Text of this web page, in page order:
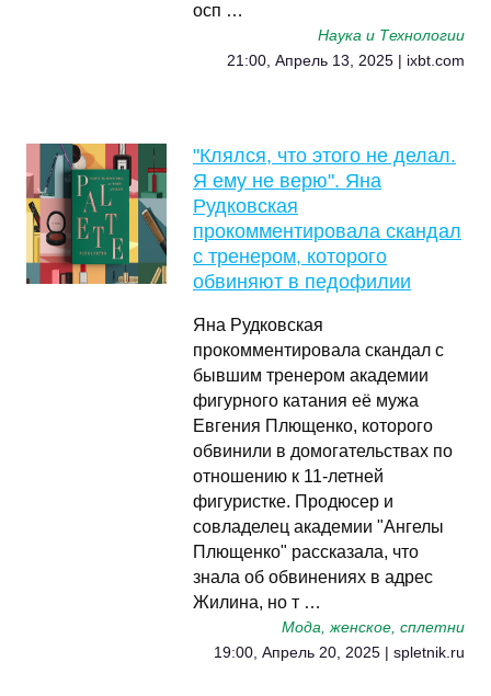
осп …
Наука и Технологии
21:00, Апрель 13, 2025 | ixbt.com
"Клялся, что этого не делал.
Я ему не верю". Яна
Рудковская
прокомментировала скандал
с тренером, которого
обвиняют в педофилии
Яна Рудковская
прокомментировала скандал с
бывшим тренером академии
фигурного катания её мужа
Евгения Плющенко, которого
обвинили в домогательствах по
отношению к 11-летней
фигуристке. Продюсер и
совладелец академии "Ангелы
Плющенко" рассказала, что
знала об обвинениях в адрес
Жилина, но т …
Мода, женское, сплетни
19:00, Апрель 20, 2025 | spletnik.ru